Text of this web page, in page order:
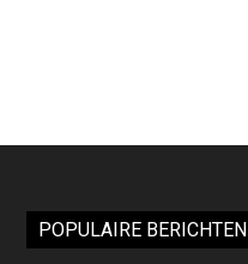
POPULAIRE BERICHTEN